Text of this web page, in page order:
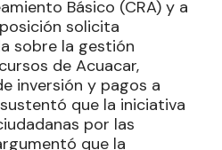
Básico (CRA) y a
solicita
sobre la gestión
de Acuacar,
inversión y pagos a
sustentó que la iniciativa
por las
que la